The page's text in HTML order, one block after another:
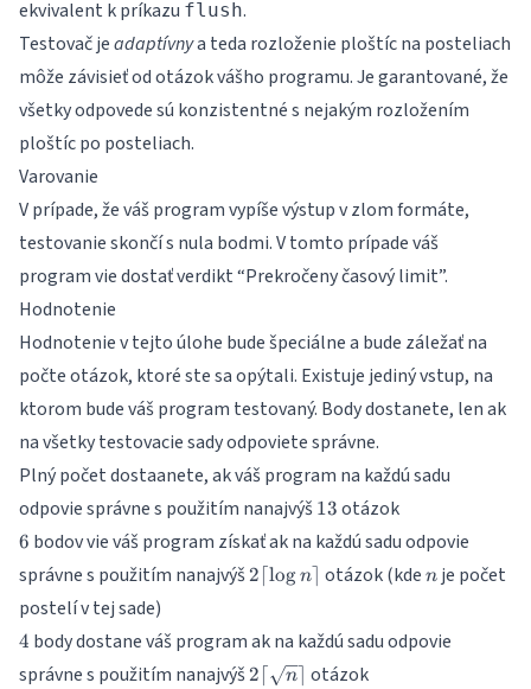
ekvivalent k príkazu flush.
Testovač jeadaptívnya teda rozloženie ploštíc na posteliach
môže závisieť od otázok vášho programu. Je garantované, že
všetky odpovede sú konzistentné s nejakým rozložením
ploštíc po posteliach.
Varovanie
V prípade, že váš program vypíše výstup v zlom formáte,
testovanie skončí s nula bodmi. V tomto prípade váš
program vie dostať verdikt “Prekročeny časový limit”.
Hodnotenie
Hodnotenie v tejto úlohe bude špeciálne a bude záležať na
počte otázok, ktoré ste sa opýtali. Existuje jediný vstup, na
ktorom bude váš program testovaný. Body dostanete, len ak
na všetky testovacie sady odpoviete správne.
Plný počet dostaanete, ak váš program na každú sadu
odpovie správne s použitím nanajvýš 13
13 otázok
6
6 bodov vie váš program získať ak na každú sadu odpovie
správne s použitím nanajvýš 2\lceil
2 logn otázok (kden
n je počet
postelí v tej sade)
4
4 body dostane váš program ak na každú sadu odpovie
správne s použitím nanajvýš 2\lceil
2 n
otázok